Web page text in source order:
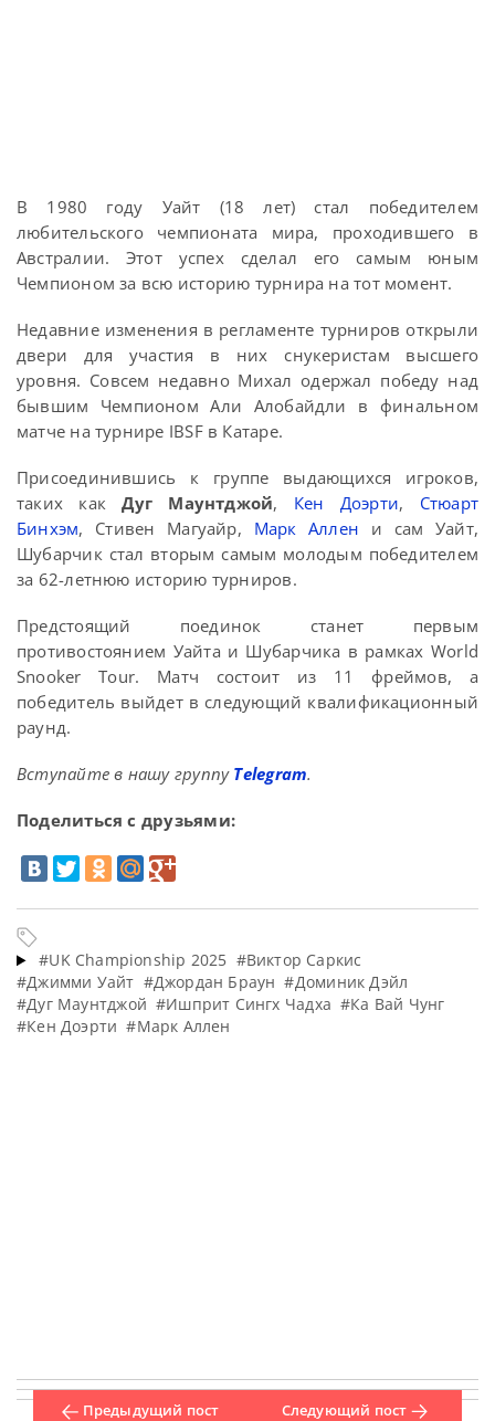
В 1980 году Уайт (18 лет) стал победителем
любительского чемпионата мира, проходившего в
Австралии. Этот успех сделал его самым юным
Чемпионом за всю историю турнира на тот момент.
Недавние изменения в регламенте турниров открыли
двери для участия в них снукеристам высшего
уровня. Совсем недавно Михал одержал победу над
бывшим Чемпионом Али Алобайдли в финальном
матче на турнире IBSF в Катаре.
Присоединившись к группе выдающихся игроков,
таких какДуг Маунтджой, Кен Доэрти, Стюарт
Бинхэм, Стивен Магуайр, Марк Аллен и сам Уайт,
Шубарчик стал вторым самым молодым победителем
за 62-летнюю историю турниров.
Предстоящий поединок станет первым
противостоянием Уайта и Шубарчика в рамках World
Snooker Tour. Матч состоит из 11 фреймов, а
победитель выйдет в следующий квалификационный
раунд.
Вступайте в нашу группу Telegram.
Поделиться с друзьями:
#UK Championship 2025 #Виктор Саркис
#Джимми Уайт #Джордан Браун #Доминик Дэйл
#Дуг Маунтджой #Ишприт Сингх Чадха #Ка Вай Чунг
#Кен Доэрти #Марк Аллен
Предыдущий пост Следующий пост